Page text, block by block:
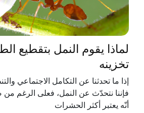
لماذا يقوم النمل بتقطيع
تخزينه
إذا ما تحدثنا عن التكامل الاجتماعي
فإننا نتحدّث عن النمل، فعلى الرغم من
أنّه يعتبر أكثر الحشرات